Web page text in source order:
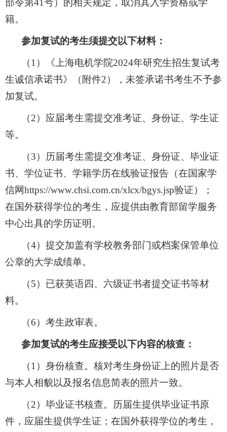
部令第41 号）的相关规定，取消其入学资格或学
籍。
参加复试的考生须提交以下材料：
（1 ）《上海电机学院2024年研究生招生复试考
生诚信承诺书》（附件2），未签承诺书考生不予参
加复试。
（2）应届考生需提交准考证、身份证、学生证
等。
（3）历届考生需提交准考证、身份证、毕业证
书、学位证书、学籍学历在线验证报告（在国家学
信网https://www.chsi.com.cn/xlcx/bgys.jsp验证）；
在国外获得学位的考生，应提供由教育部留学服务
中心出具的学历证明。
（4）提交加盖有学校教务部门或档案保管单位
公章的大学成绩单。
（5）已获英语四、六级证书者提交证书等材
料。
（6）考生政审表。
参加复试的考生应接受以下内容的核查：
（1 ）身份核查。核对考生身份证上的照片是否
与本人相貌以及报名信息简表的照片一致。
（2）毕业证书核查。历届生提供毕业证书原
件，应届生提供学生证；在国外获得学位的考生，